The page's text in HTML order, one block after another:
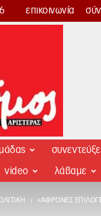
επικοινωνία
video λάβαμε
«ΆΦΡΟΝΕΣ